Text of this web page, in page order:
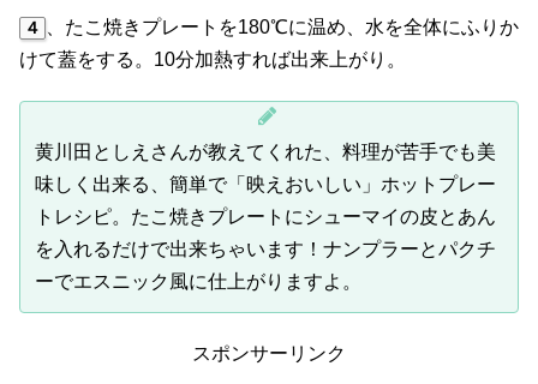
４ 、たこ焼きプレートを180℃に温め、水を全体にふりか
けて蓋をする。10分加熱すれば出来上がり。
黄川田としえさんが教えてくれた、料理が苦手でも美
味しく出来る、簡単で「映えおいしい」ホットプレー
トレシピ。たこ焼きプレートにシューマイの皮とあん
を入れるだけで出来ちゃいます！ナンプラーとパクチ
ーでエスニック風に仕上がりますよ。
スポンサーリンク